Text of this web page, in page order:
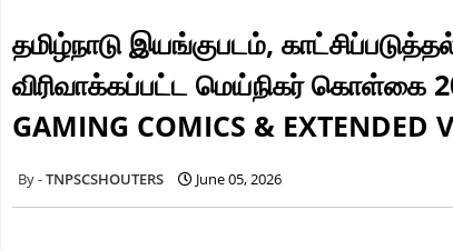
தமிழ்நாடு இயங்குபடம்,
விரிவாக்கப்பட்ட மெய்நிகர் கொள்கை
GAMING COMICS & EXTENDED
TNPSCSHOUTERS June 05, 2026